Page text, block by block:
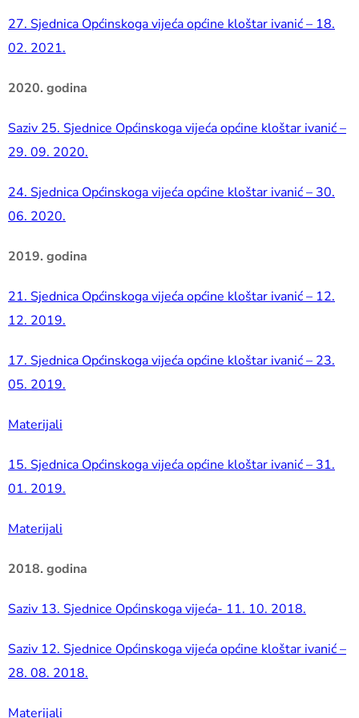
27. Sjednica Općinskoga vijeća općine kloštar ivanić – 18.
02. 2021.
2020. godina
Saziv 25. Sjednice Općinskoga vijeća općine kloštar ivanić –
29. 09. 2020.
24. Sjednica Općinskoga vijeća općine kloštar ivanić – 30.
06. 2020.
2019. godina
21. Sjednica Općinskoga vijeća općine kloštar ivanić – 12.
12. 2019.
17. Sjednica Općinskoga vijeća općine kloštar ivanić – 23.
05. 2019.
Materijali
15. Sjednica Općinskoga vijeća općine kloštar ivanić – 31.
01. 2019.
Materijali
2018. godina
Saziv 13. Sjednice Općinskoga vijeća- 11. 10. 2018.
Saziv 12. Sjednice Općinskoga vijeća općine kloštar ivanić –
28. 08. 2018.
Materijali